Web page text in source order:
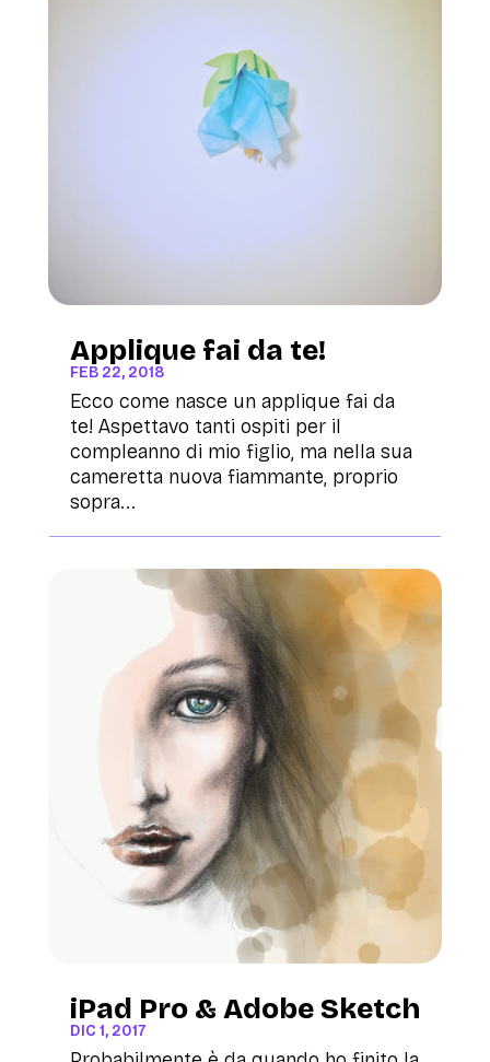
Applique fai da te!
FEB 22, 2018
Ecco come nasce un applique fai da
te! Aspettavo tanti ospiti per il
compleanno di mio figlio, ma nella sua
cameretta nuova fiammante, proprio
sopra...
iPad Pro & Adobe Sketch
DIC 1, 2017